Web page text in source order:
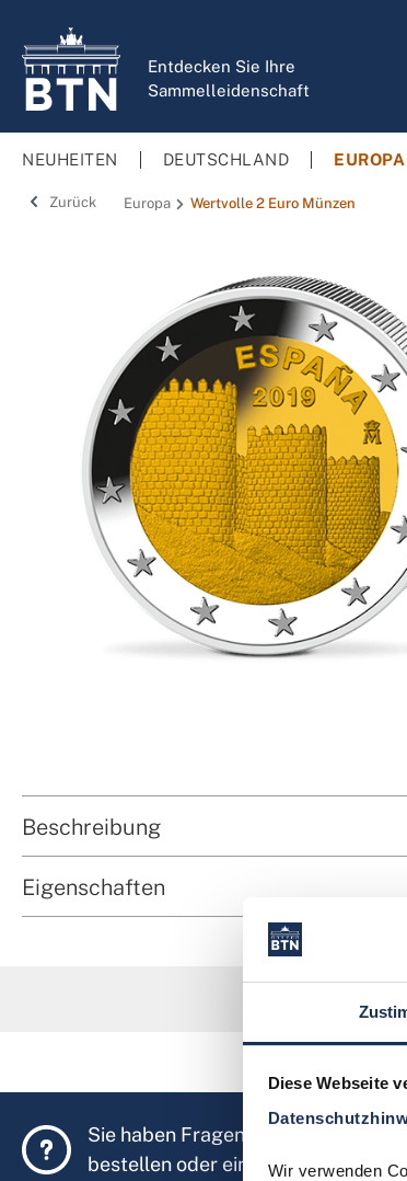
Diese Webseite
Wir verwenden
Entdecken Sie Ihre
Sammelleidenschaft
NEUHEITEN DEUTSCHLAND EUROPA
Zurück Europa Wertvolle 2 Euro Münzen
Beschreibung
Eigenschaften
Sie haben Fragen, möchten Münzen
bestellen oder eine Bestellung